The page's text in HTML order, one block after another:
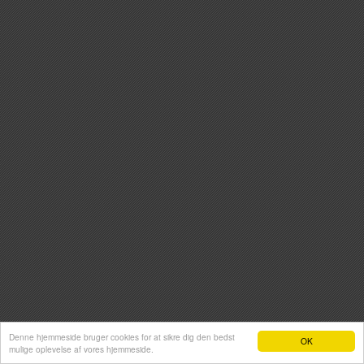
OK
Denne hjemmeside bruger cookies for at sikre dig den bedst
mulige oplevelse af vores hjemmeside.
Hjemmeside fra e-hjemmeside.dk